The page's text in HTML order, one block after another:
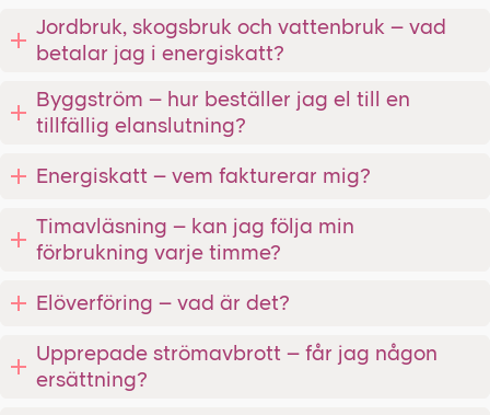
Jordbruk, skogsbruk och vattenbruk – vad
betalar jag i energiskatt?
Byggström – hur beställer jag el till en
tillfällig elanslutning?
Energiskatt – vem fakturerar mig?
Timavläsning – kan jag följa min
förbrukning varje timme?
Elöverföring – vad är det?
Upprepade strömavbrott – får jag någon
ersättning?